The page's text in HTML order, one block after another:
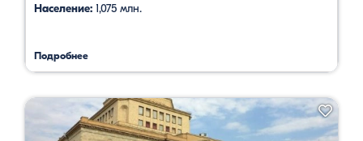
Население: 1,075 млн.
Подробнее